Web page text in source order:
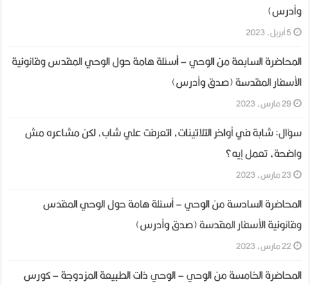
وأدرس)
5 أبريل، 2023
المحاضرة السابعة من الوحي – أسئلة هامة حول الوحي المقدس وقانونية
الأسفار المقدسة (صدق وأدرس)
29 مارس، 2023
سؤال: شابة في أواخر التلاتينات، اتعرفت علي شاب، لكن مشاعره مش
واضحة، تعمل إيه؟
23 مارس، 2023
المحاضرة السادسة من الوحي – أسئلة هامة حول الوحي المقدس
وقانونية الأسفار المقدسة (صدق وأدرس)
22 مارس، 2023
المحاضرة الخامسة من الوحي – الوحي ذات الطبيعة المزدوجة – كورس